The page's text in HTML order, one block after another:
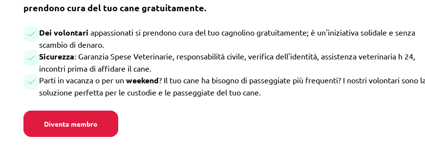
prendono cura del tuo cane gratuitamente.
Dei volontari appassionati si prendono cura del tuo cagnolino gratuitamente; è un'iniziativa solidale e senza
scambio di denaro.
Sicurezza: Garanzia Spese Veterinarie, responsabilità civile, verifica dell'identità, assistenza veterinaria h 24,
incontri prima di affidare il cane.
Parti in vacanza o per un weekend? Il tuo cane ha bisogno di passeggiate più frequenti? I nostri volontari sono
soluzione perfetta per le custodie e le passeggiate del tuo cane.
Diventa membro